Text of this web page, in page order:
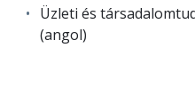
Üzleti és
(angol)